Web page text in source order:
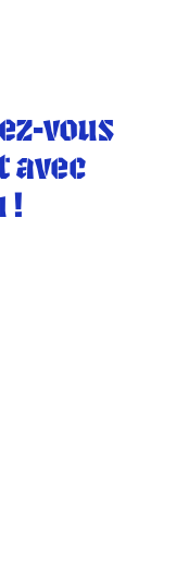
vous
avec
!